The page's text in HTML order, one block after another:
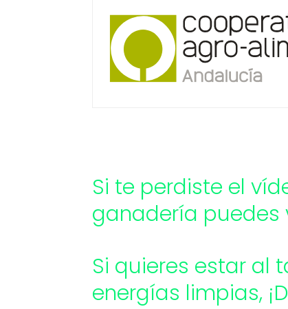
Si te perdiste el
ganadería puedes
Si quieres estar al
energías limpias,